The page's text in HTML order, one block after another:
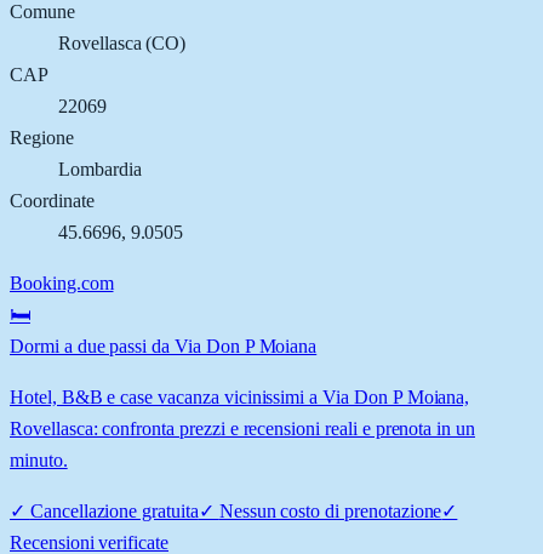
Comune
Rovellasca (CO)
CAP
22069
Regione
Lombardia
Coordinate
45.6696, 9.0505
Booking.com
🛏️
Dormi a due passi da Via Don P Moiana
Hotel, B&B e case vacanza vicinissimi a Via Don P Moiana,
Rovellasca: confronta prezzi e recensioni reali e prenota in un
minuto.
✓ Cancellazione gratuita✓ Nessun costo di prenotazione✓
Recensioni verificate